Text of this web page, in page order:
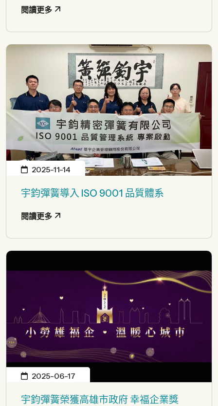
閱讀更多
2025-11-14
宇鈞彈簧導入 ISO 9001 品質體系
閱讀更多
2025-06-17
宇鈞彈簧榮獲高雄市政府 幸福企業獎